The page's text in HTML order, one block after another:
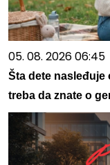
05. 08. 2026 06:45
Šta dete nasleđuje
treba da znate o